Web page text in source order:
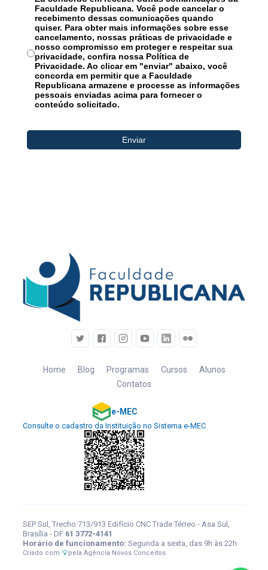
Home Blog Programas Cursos
Alunos
Contatos
e-MEC
Consulte o cadastro da Instituição no Sistema e-MEC
SEP Sul, Trecho 713/913 Edifício CNC Trade Térreo - Asa Sul,
Brasília - DF 61 3772-4141
Horário de funcionamento: Segunda a sexta, das 9h às 22h
Criado com💡pelaAgência Novos Conceitos